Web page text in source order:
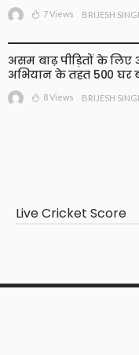
7 Views BRIJESH
असम बाढ़ पीड़ितों के
अभियान के तहत 500 घर
8 Views BRIJESH
Live Cricket Score